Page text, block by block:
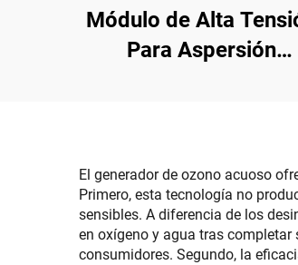
Módulo de Alta
Para Aspersión
El generador de ozono acuoso
Primero, esta tecnología no
sensibles. A diferencia de los
en oxígeno y agua tras
consumidores. Segundo, la